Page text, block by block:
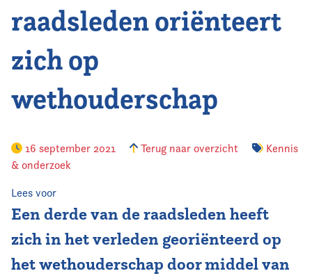
Agenda
Nieuws
Opleiding
Vereniging
raadsleden oriënteert
zich op
wethouderschap
16 september 2021 Terug naar overzicht
Kennis
& onderzoek
Lees voor
Een derde van de raadsleden heeft
zich in het verleden georiënteerd op
het wethouderschap door middel van